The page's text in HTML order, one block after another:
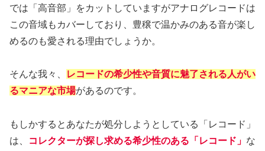
では「高音部」をカットしていますがアナログレコードは
この音域もカバーしており、豊穣で温かみのある音が楽し
めるのも愛される理由でしょうか。
そんな我々、
レコードの希少性や音質に魅了される人がい
るマニアな市場があるのです。
もしかするとあなたが処分しようとしている「レコード」
は、
コレクターが探し求める希少性のある「レコード」 な